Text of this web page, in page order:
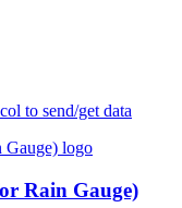
to send/get data
Rain Gauge)